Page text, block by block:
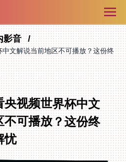
影音
文解说当前地区不可播放？这份终
央视频世界杯中文
不可播放？这份终
忧